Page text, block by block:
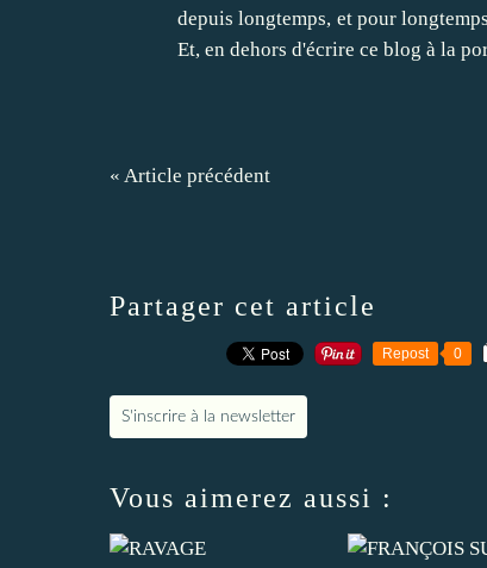
depuis longtemps, et pour
Et, en dehors d'écrire ce blog à la
« Article précédent
Partager cet article
Repost 0
S'inscrire à la newsletter
Vous aimerez aussi :